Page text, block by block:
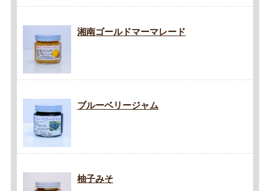
湘南ゴールドマーマレード
ブルーベリージャム
柚子みそ